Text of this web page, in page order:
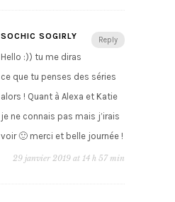
Reply
SOCHIC SOGIRLY
Hello :)) tu me diras
ce que tu penses des séries
alors ! Quant à Alexa et Katie
je ne connais pas mais j’irais
voir 🙂 merci et belle journée !
29 janvier 2019 at 14 h 57 min